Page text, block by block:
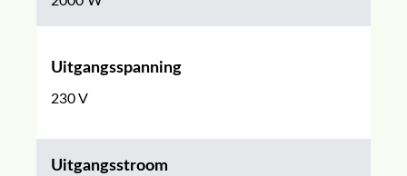
Uitgangsspanning
230 V
Uitgangsstroom